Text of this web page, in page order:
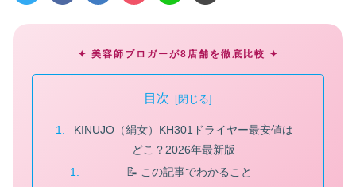
✦ 美容師ブロガーが8店舗を徹底比較 ✦
目次
KINUJO（絹女）KH301ドライヤー最安値は
どこ？2026年最新版
📝 この記事でわかること